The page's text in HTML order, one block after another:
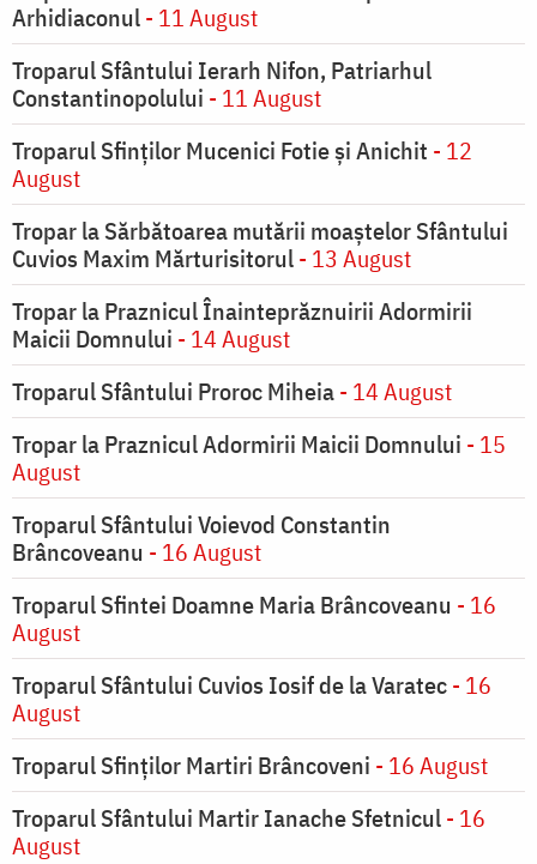
Arhidiaconul- 11 August
Troparul Sfântului Ierarh Nifon, Patriarhul
Constantinopolului - 11 August
Troparul Sfinţilor Mucenici Fotie şi Anichit - 12
August
Tropar la Sărbătoarea mutării moaştelor Sfântului
Cuvios Maxim Mărturisitorul- 13 August
Tropar la Praznicul Înainteprăznuirii Adormirii
Maicii Domnului - 14 August
Troparul Sfântului Proroc Miheia- 14 August
Tropar la Praznicul Adormirii Maicii Domnului - 15
August
Troparul Sfântului Voievod Constantin
Brâncoveanu - 16 August
Troparul Sfintei Doamne Maria Brâncoveanu - 16
August
Troparul Sfântului Cuvios Iosif de la Varatec- 16
August
Troparul Sfinților Martiri Brâncoveni - 16 August
Troparul Sfântului Martir Ianache Sfetnicul- 16
August